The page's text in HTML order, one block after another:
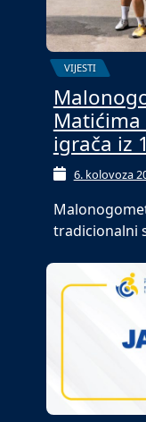
VIJESTI
igrača iz
6. kolovoza
tradicionalni